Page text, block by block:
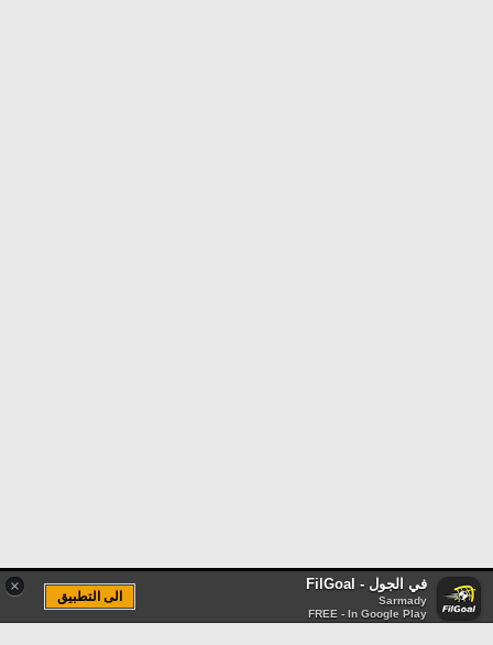
× في الجول - FilGoal
Sarmady
FREE - In Google Play
الى التطبيق